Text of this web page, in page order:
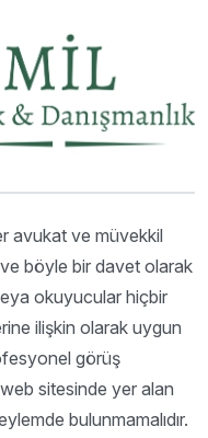
avukat ve müvekkil
böyle bir davet olarak
okuyucular hiçbir
ilişkin olarak uygun
görüş
sitesinde yer alan
bulunmamalıdır.